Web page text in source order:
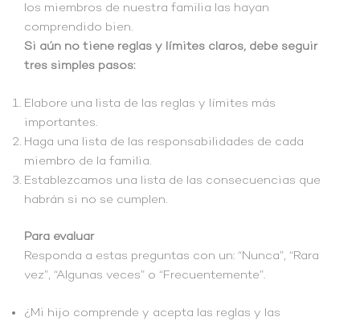
los miembros de nuestra familia las hayan
comprendido bien.
Si aún no tiene reglas y límites claros, debe seguir
tres simples pasos:
Elabore una lista de las reglas y límites más
importantes.
Haga una lista de las responsabilidades de cada
miembro de la familia.
Establezcamos una lista de las consecuencias que
habrán si no se cumplen.
Para evaluar
Responda a estas preguntas con un: “Nunca”, “Rara
vez”, “Algunas veces” o “Frecuentemente”.
¿Mi hijo comprende y acepta las reglas y las